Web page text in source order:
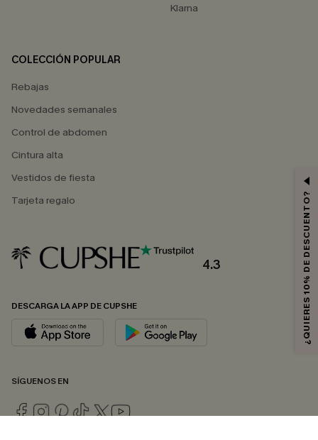
Klarna
COLECCIÓN POPULAR
Rebajas
Novedades semanales
Control de abdomen
Cintura alta
Vestidos de fiesta
Tarjeta regalo
4.3
DESCARGA LA APP DE CUPSHE
SÍGUENOS EN
¿QUIERES 10% DE DESCUENTO?